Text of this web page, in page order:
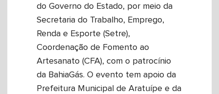
do Governo do Estado, por meio da
Secretaria do Trabalho, Emprego,
Renda e Esporte (Setre),
Coordenação de Fomento ao
Artesanato (CFA), com o patrocínio
da BahiaGás. O evento tem apoio da
Prefeitura Municipal de Aratuípe e da